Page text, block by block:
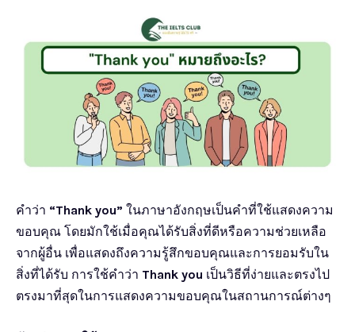
คำว่า “Thank you” ในภาษาอังกฤษเป็นคำที่ใช้แสดงความ
ขอบคุณ โดยมักใช้เมื่อคุณได้รับสิ่งที่ดีหรือความช่วยเหลือ
จากผู้อื่น เพื่อแสดงถึงความรู้สึกขอบคุณและการยอมรับใน
สิ่งที่ได้รับ การใช้คำว่า Thank you เป็นวิธีที่ง่ายและตรงไป
ตรงมาที่สุดในการแสดงความขอบคุณในสถานการณ์ต่างๆ